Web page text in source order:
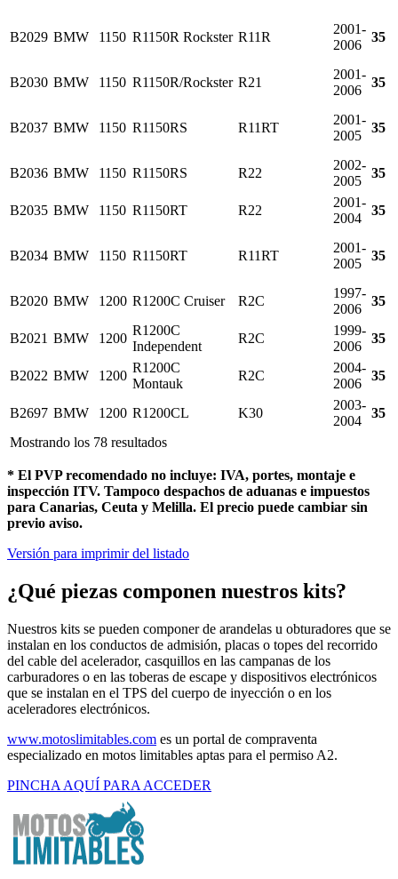
B2029 BMW 1150 R1150R Rockster R11R
2001-
2006
35
B2030 BMW 1150 R1150R/Rockster R21
2001-
2006
35
B2037 BMW 1150 R1150RS R11RT
2001-
2005
35
B2036 BMW 1150 R1150RS R22
2002-
2005
35
B2035 BMW 1150 R1150RT R22
2001-
2004
35
B2034 BMW 1150 R1150RT R11RT
2001-
2005
35
B2020 BMW 1200 R1200C Cruiser R2C
1997-
2006
35
B2021 BMW 1200
R1200C
Independent
R2C
1999-
2006
35
B2022 BMW 1200
R1200C
Montauk
R2C
2004-
2006
35
B2697 BMW 1200 R1200CL K30
2003-
2004
35
Mostrando los 78 resultados
* El PVP recomendado no incluye: IVA, portes, montaje e
inspección ITV. Tampoco despachos de aduanas e impuestos
para Canarias, Ceuta y Melilla. El precio puede cambiar sin
previo aviso.
Versión para imprimir del listado
¿Qué piezas componen nuestros kits?
Nuestros kits se pueden componer de arandelas u obturadores que se
instalan en los conductos de admisión, placas o topes del recorrido
del cable del acelerador, casquillos en las campanas de los
carburadores o en las toberas de escape y dispositivos electrónicos
que se instalan en el TPS del cuerpo de inyección o en los
aceleradores electrónicos.
www.motoslimitables.com es un portal de compraventa
especializado en motos limitables aptas para el permiso A2.
PINCHA AQUÍ PARA ACCEDER